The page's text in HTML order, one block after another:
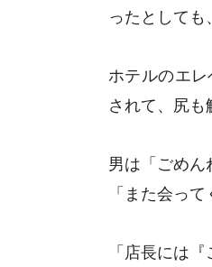
ったとしても
ホテルのエ
されて、尻も
男は「ごめん
「また会っ
「店長には